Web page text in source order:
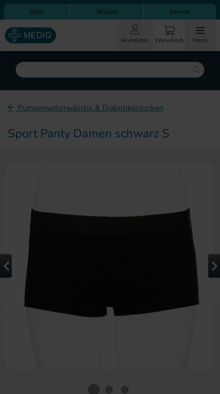
Direkt zum Inhalt
Direkt zur Hauptnavigation
Shop Wissen Service
Anmelden Warenkorb Menü
Suche
Pumpenunterwäsche & Diabetikersocken
Sport Panty Damen schwarz S